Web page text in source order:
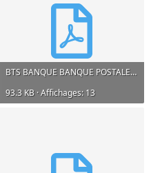
BTS BANQUE BANQUE POSTALE.pdf
93.3 KB · Affichages: 13